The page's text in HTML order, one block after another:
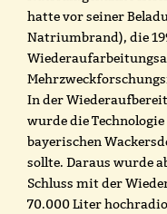
hatte vor seiner
Natriumbrand), die
In der
wurde die
bayerischen
sollte. Daraus wurde
Schluss mit der
70.000 Liter